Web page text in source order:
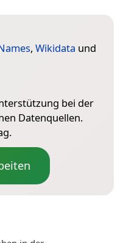
, Wikidata und
bei der
Datenquellen.